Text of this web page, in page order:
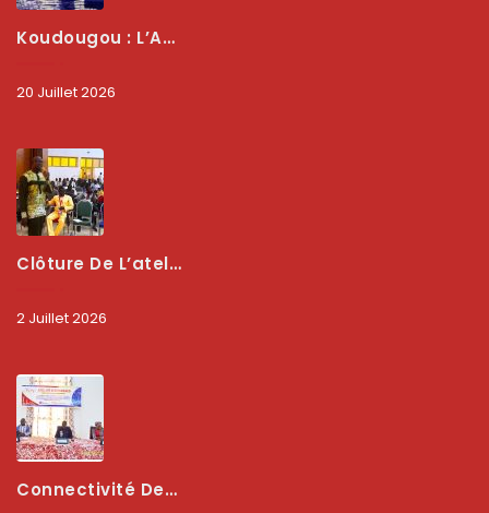
Koudougou : L’ARCEP Renforce Le Dialogue Avec Les Associations De Consommateurs Pour Mieux Protéger Les Usagers
20 Juillet 2026
Clôture De L’atelier National : L’ARCEP Et Les Collectivités Territoriales Consolident Leur Partenariat Pour Booster La Qualité Des Services Numériques
2 Juillet 2026
Connectivité Des Territoires : L’ARCEP Et Les Collectivités Territoriales Scellent Un Pacte Stratégique À Bobo-Dioulasso Pour Booster La Qualité Des Réseaux